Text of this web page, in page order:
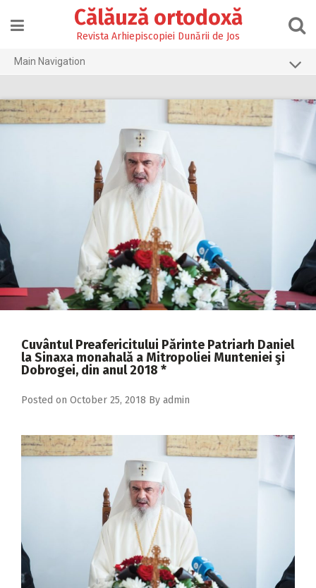
content
Călăuză ortodoxă
Revista Arhiepiscopiei Dunării de Jos
Main Navigation
2026
2020
2019
2017
2016
2015
2013
2009
Cuvântul Preafericitului Părinte Patriarh Daniel
la Sinaxa monahală a Mitropoliei Munteniei şi
Dobrogei, din anul 2018 *
Posted on October 25, 2018 By admin